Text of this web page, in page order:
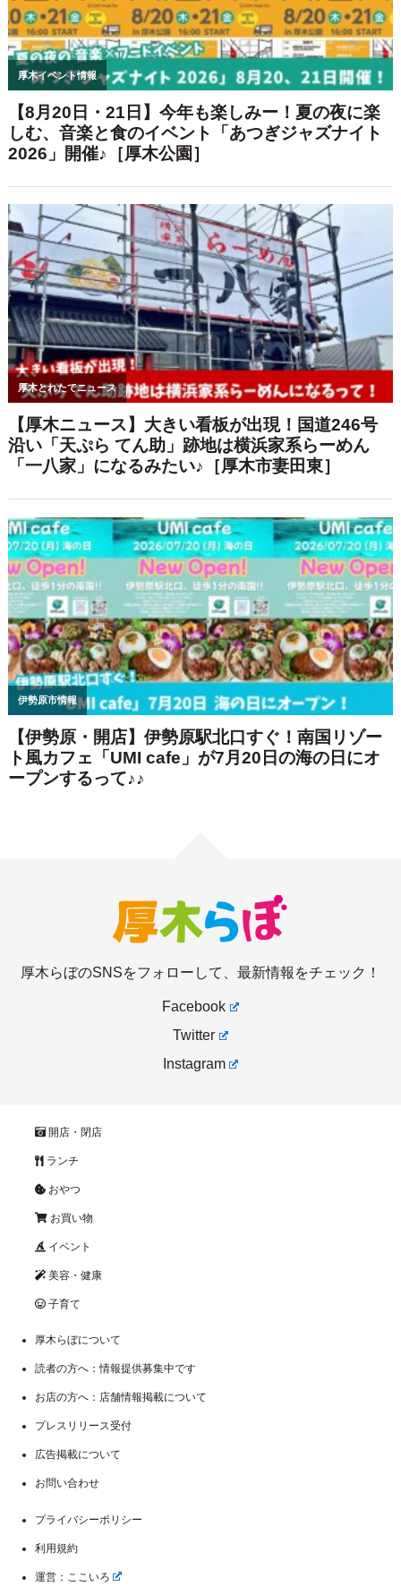
厚木らぼのSNSをフォローして、最新情報をチェック！
Facebook
Twitter
Instagram
開店・閉店
ランチ
おやつ
お買い物
イベント
美容・健康
子育て
厚木らぼについて
読者の方へ：情報提供募集中です
お店の方へ：店舗情報掲載について
プレスリリース受付
広告掲載について
お問い合わせ
プライバシーポリシー
利用規約
運営：ここいろ